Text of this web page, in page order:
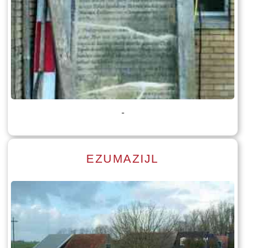
Lees meer
Tekst: © Foto: © Bauke Folkertsma
-
EZUMAZIJL